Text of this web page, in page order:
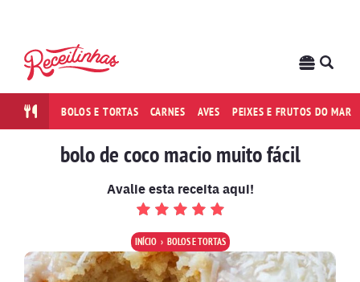
BOLOS E TORTAS CARNES AVES PEIXES E FRUTOS DO MAR
bolo de coco macio muito fácil
Avalie esta receita aqui!
INÍCIO BOLOS E TORTAS